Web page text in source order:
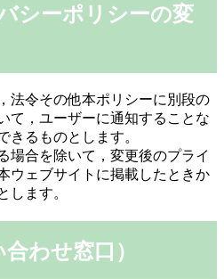
シーポリシーの変
法令その他本ポリシーに別段の
て，ユーザーに通知することな
きるものとします。
場合を除いて，変更後のプライ
ウェブサイトに掲載したときか
します。
わせ窓口）